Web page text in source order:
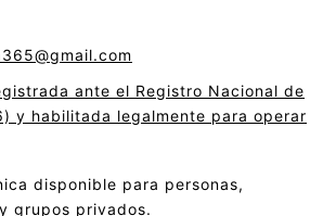
ante el Registro Nacional de
y habilitada legalmente para operar
disponible para personas,
grupos privados.